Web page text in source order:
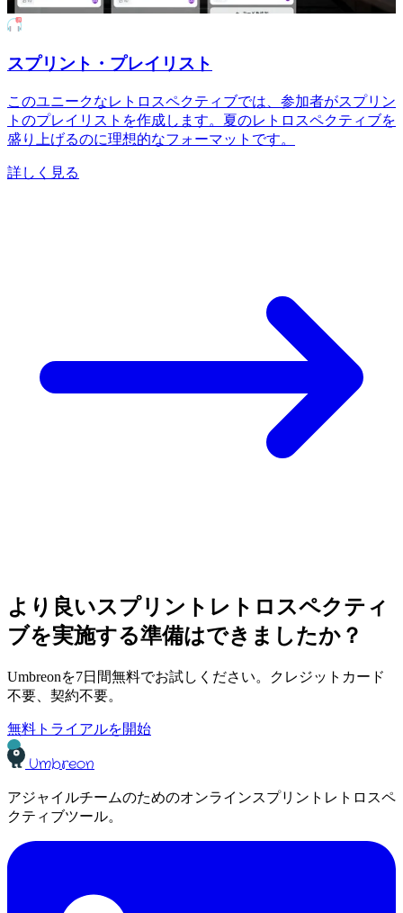
スプリント・プレイリスト
このユニークなレトロスペクティブでは、参加者がスプリン
トのプレイリストを作成します。夏のレトロスペクティブを
盛り上げるのに理想的なフォーマットです。
詳しく見る
より良いスプリントレトロスペクティ
ブを実施する準備はできましたか？
Umbreonを7日間無料でお試しください。クレジットカード
不要、契約不要。
無料トライアルを開始
Umbreon
アジャイルチームのためのオンラインスプリントレトロスペ
クティブツール。